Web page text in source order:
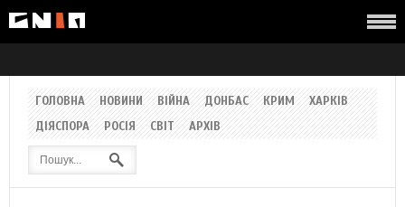
ГОЛОВНА НОВИНИ ВІЙНА ДОНБАС КРИМ
ХАРКІВ
ДІЯСПОРА
РОСІЯ СВІТ АРХІВ